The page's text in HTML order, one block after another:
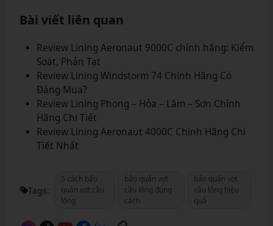
Bài viết liên quan
Review Lining Aeronaut 9000C chính hãng: Kiểm
Soát, Phản Tạt
Review Lining Windstorm 74 Chính Hãng Có
Đáng Mua?
Review Lining Phong – Hỏa – Lâm – Sơn Chính
Hãng Chi Tiết
Review Lining Aeronaut 4000C Chính Hãng Chi
Tiết Nhất
Tags:
5 cách bảo
quản vợt cầu
lông
bảo quản vợt
cầu lông đúng
cách
bảo quản vợt
cầu lông hiệu
quả